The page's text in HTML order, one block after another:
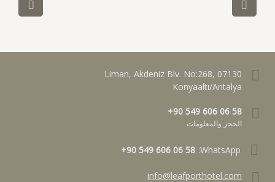
Liman, Akdeniz Blv. No:268, 07130
Konyaaltı/Antalya
+90 549 606 06 58
الحجز والمعلومات
WhatsApp:
+90 549 606 06 58
info@leafporthotel.com